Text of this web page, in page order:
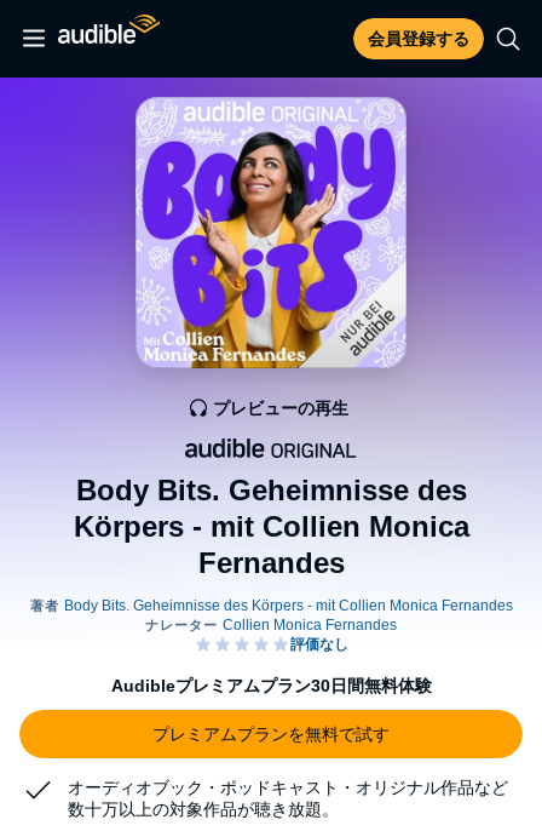
会員登録する
Body Bits. Geheimnisse des
Körpers - mit Collien Monica
Fernandes
プレビューの再生
Audibleプレミアムプラン30日間無料体験
プレミアムプランを無料で試す
オーディオブック・ポッドキャスト・オリジナル作品など
数十万以上の対象作品が聴き放題。